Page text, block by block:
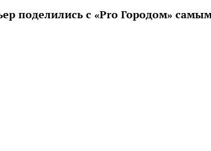
поделились с «Pro Городом»